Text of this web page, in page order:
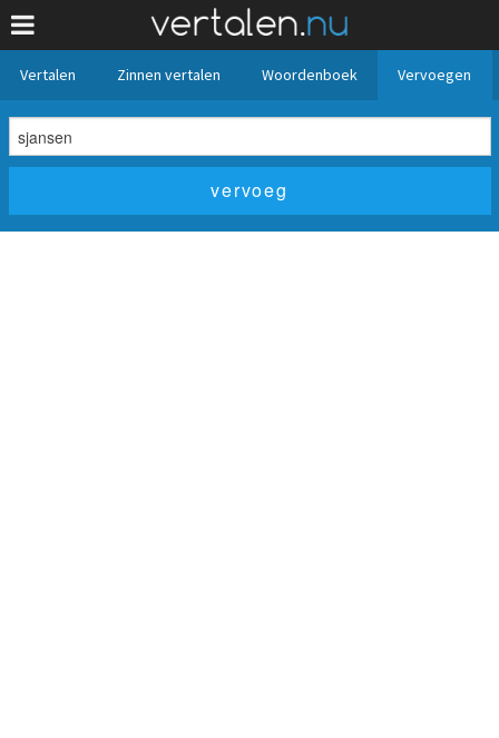
Vertalen Zinnen vertalen Woordenboek Vervoegen